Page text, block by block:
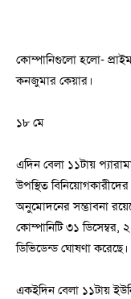
কোম্পানিগুলো হলো- প্রাইম
কনজুমার কেয়ার।
১৮ মে
এদিন বেলা ১১টায়
উপস্থিত
অনুমোদনের সম্ভাবনা
কোম্পানিটি ৩১
ডিভিডেন্ড ঘোষণা করেছে।
একইদিন বেলা ১১টায়